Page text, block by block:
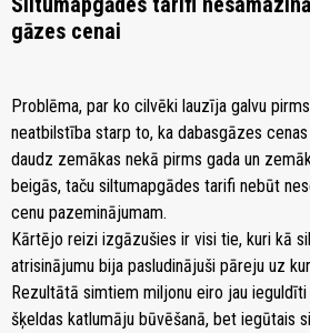
gāzes cenai
Problēma, par ko cilvēki lauzīja galvu
neatbilstība starp to, ka dabasgāzes
daudz zemākas nekā pirms gada un
beigās, taču siltumapgādes tarifi nebūt
cenu pazeminājumam.
Kārtējo reizi izgāzušies ir visi tie, kuri kā
atrisinājumu bija pasludinājuši pāreju uz
Rezultātā simtiem miljonu eiro jau
šķeldas katlumāju būvēšanā, bet iegūtais